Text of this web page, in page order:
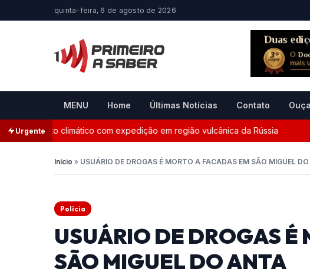
quinta-feira, 6 de agosto de 2026
MENU Home Últimas Notícias Contato
Urgente climático com expedição em região vulcânica da Rússia
Início » USUÁRIO DE DROGAS É MORTO A FACADAS EM SÃO MIGUEL
Polícia
USUÁRIO DE DROGAS É
SÃO MIGUEL DO ANTA